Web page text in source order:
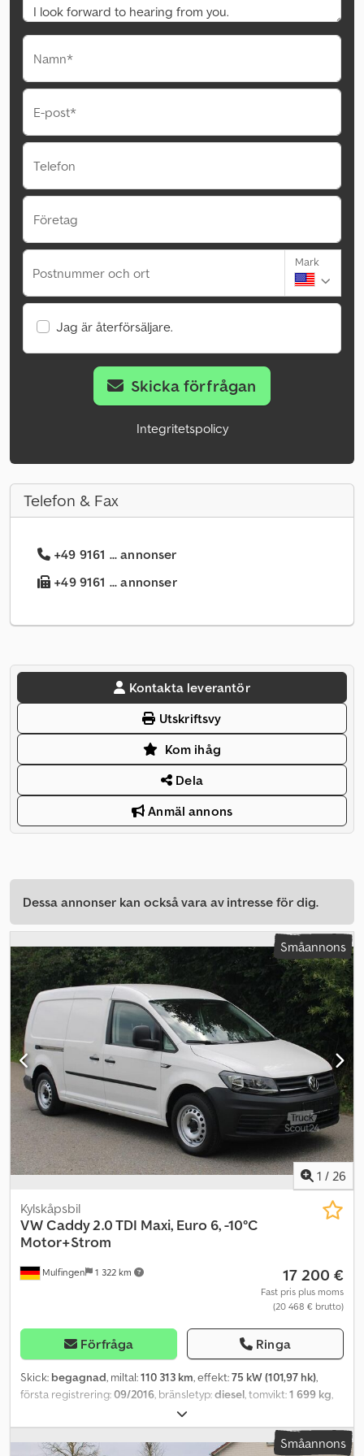
Namn*
E-post*
Telefon
Företag
Postnummer och ort
Mark
Jag är återförsäljare.
Skicka förfrågan
Integritetspolicy
Telefon & Fax
+49 9161 ... annonser
+49 9161 ... annonser
Kontakta leverantör
Utskriftsvy
Kom ihåg
Dela
Anmäl annons
Dessa annonser kan också vara av intresse för dig.
Småannons
1 / 26
Mulfingen 1 322 km
Kylskåpsbil
VWCaddy 2.0 TDI Maxi, Euro 6, -10°C
Motor+Strom
17 200 €
Fast pris plus moms
(20 468 € brutto)
Förfråga Ringa
Skick: begagnad, miltal:110 313 km, effekt:75 kW (101,97 hk),
första registrering:09/2016 , bränsletyp:diesel , tomvikt:1 699 kg
, totalvikt:2 299 kg
vit, växeltyp:mekanisk, antal säten:2, lastutrymmets längd:2 060
mm, lastutrymmets bredd:1 320 mm, lastutrymmeshöjd:1 090 mm,
Småannons